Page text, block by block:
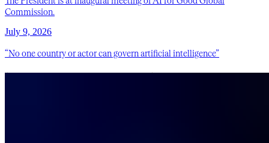
Commission.
July 9, 2026
“No one country or actor can govern artificial intelligence”